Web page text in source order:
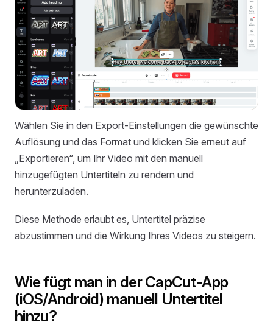
Wählen Sie in den Export-Einstellungen die gewünschte
Auflösung und das Format und klicken Sie erneut auf
„Exportieren“, um Ihr Video mit den manuell
hinzugefügten Untertiteln zu rendern und
herunterzuladen.
Diese Methode erlaubt es, Untertitel präzise
abzustimmen und die Wirkung Ihres Videos zu steigern.
Wie fügt man in der CapCut-App
(iOS/Android) manuell Untertitel
hinzu?